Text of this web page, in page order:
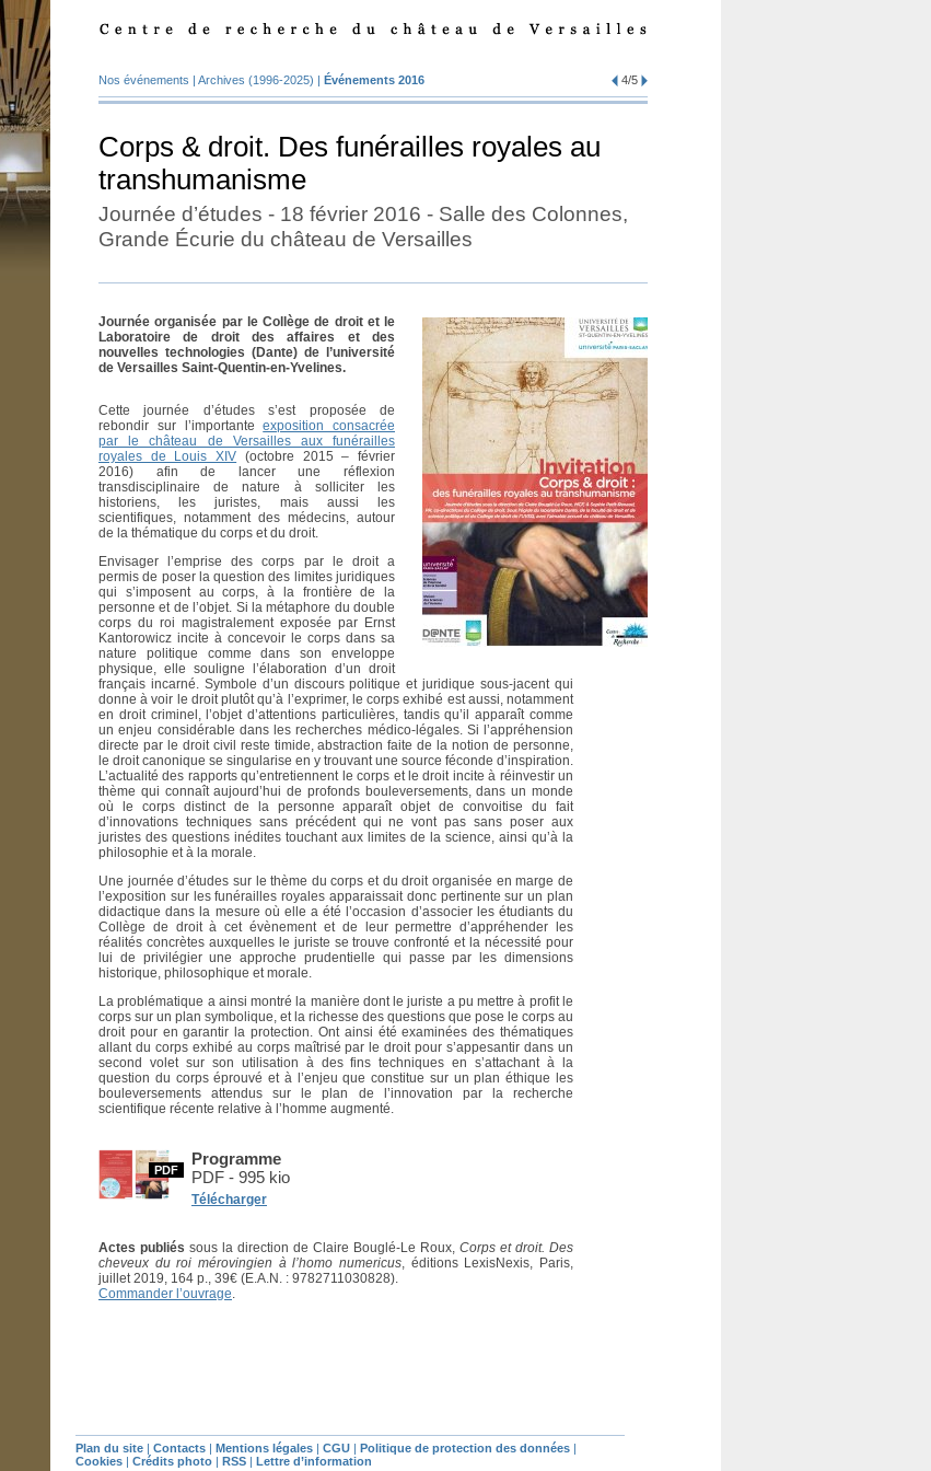
4/5
Nos événements | Archives (1996-2025) | Événements 2016
Corps & droit. Des funérailles royales au
transhumanisme
Journée d’études - 18 février 2016 - Salle des Colonnes,
Grande Écurie du château de Versailles
Journée organisée par le Collège de droit et le
Laboratoire de droit des affaires et des
nouvelles technologies (Dante) de l’université
de Versailles Saint-Quentin-en-Yvelines.
Cette journée d’études s’est proposée de
rebondir sur l’importanteexposition consacrée
par le château de Versailles aux funérailles
royales de Louis XIV (octobre 2015 – février
2016) afin de lancer une réflexion
transdisciplinaire de nature à solliciter les
historiens, les juristes, mais aussi les
scientifiques, notamment des médecins, autour
de la thématique du corps et du droit.
Envisager l’emprise des corps par le droit a
permis de poser la question des limites juridiques
qui s’imposent au corps, à la frontière de la
personne et de l’objet. Si la métaphore du double
corps du roi magistralement exposée par Ernst
Kantorowicz incite à concevoir le corps dans sa
nature politique comme dans son enveloppe
physique, elle souligne l’élaboration d’un droit
français incarné. Symbole d’un discours politique et juridique sous-jacent qui
donne à voir le droit plutôt qu’à l’exprimer, le corps exhibé est aussi, notamment
en droit criminel, l’objet d’attentions particulières, tandis qu’il apparaît comme
un enjeu considérable dans les recherches médico-légales. Si l’appréhension
directe par le droit civil reste timide, abstraction faite de la notion de personne,
le droit canonique se singularise en y trouvant une source féconde d’inspiration.
L’actualité des rapports qu’entretiennent le corps et le droit incite à réinvestir un
thème qui connaît aujourd’hui de profonds bouleversements, dans un monde
où le corps distinct de la personne apparaît objet de convoitise du fait
d’innovations techniques sans précédent qui ne vont pas sans poser aux
juristes des questions inédites touchant aux limites de la science, ainsi qu’à la
philosophie et à la morale.
Une journée d’études sur le thème du corps et du droit organisée en marge de
l’exposition sur les funérailles royales apparaissait donc pertinente sur un plan
didactique dans la mesure où elle a été l’occasion d’associer les étudiants du
Collège de droit à cet évènement et de leur permettre d’appréhender les
réalités concrètes auxquelles le juriste se trouve confronté et la nécessité pour
lui de privilégier une approche prudentielle qui passe par les dimensions
historique, philosophique et morale.
La problématique a ainsi montré la manière dont le juriste a pu mettre à profit le
corps sur un plan symbolique, et la richesse des questions que pose le corps au
droit pour en garantir la protection. Ont ainsi été examinées des thématiques
allant du corps exhibé au corps maîtrisé par le droit pour s’appesantir dans un
second volet sur son utilisation à des fins techniques en s’attachant à la
question du corps éprouvé et à l’enjeu que constitue sur un plan éthique les
bouleversements attendus sur le plan de l’innovation par la recherche
scientifique récente relative à l’homme augmenté.
PDF
Programme
PDF - 995 kio
Télécharger
Actes publiés sous la direction de Claire Bouglé-Le Roux, Corps et droit. Des
cheveux du roi mérovingien à l’homo numericus, éditions LexisNexis, Paris,
juillet 2019, 164 p., 39€ (E.A.N. : 9782711030828).
Commander l’ouvrage.
Plan du site | Contacts | Mentions légales | CGU | Politique de protection des données |
Cookies | Crédits photo | RSS | Lettre d’information